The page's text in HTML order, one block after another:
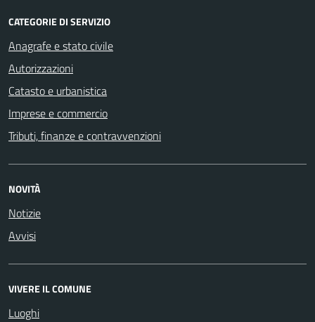
CATEGORIE DI SERVIZIO
Anagrafe e stato civile
Autorizzazioni
Catasto e urbanistica
Imprese e commercio
Tributi, finanze e contravvenzioni
NOVITÀ
Notizie
Avvisi
VIVERE IL COMUNE
Luoghi